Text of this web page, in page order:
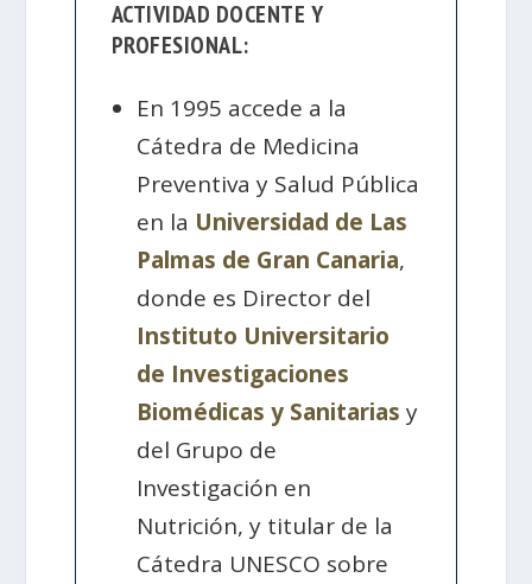
ACTIVIDAD DOCENTE Y
PROFESIONAL:
En 1995 accede a la
Cátedra de Medicina
Preventiva y Salud Pública
en la Universidad de Las
Palmas de Gran Canaria,
donde es Director del
Instituto Universitario
de Investigaciones
Biomédicas y Sanitarias y
del Grupo de
Investigación en
Nutrición, y titular de la
Cátedra UNESCO sobre